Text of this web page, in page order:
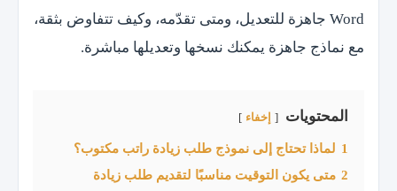
Word جاهزة للتعديل، ومتى تقدّمه، وكيف تتفاوض بثقة،
مع نماذج جاهزة يمكنك نسخها وتعديلها مباشرة.
المحتويات إخفاء
1 لماذا تحتاج إلى نموذج طلب زيادة راتب مكتوب؟
2 متى يكون التوقيت مناسبًا لتقديم طلب زيادة